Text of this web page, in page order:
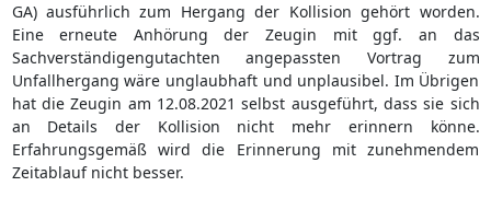
GA) ausführlich zum Hergang der Kollision gehört worden.
Eine erneute Anhörung der Zeugin mit ggf. an das
Sachverständigengutachten angepassten Vortrag zum
Unfallhergang wäre unglaubhaft und unplausibel. Im Übrigen
hat die Zeugin am 12.08.2021 selbst ausgeführt, dass sie sich
an Details der Kollision nicht mehr erinnern könne.
Erfahrungsgemäß wird die Erinnerung mit zunehmendem
Zeitablauf nicht besser.